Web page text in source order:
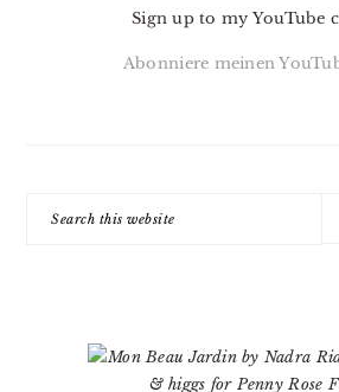
Sign up to my YouTube
Abonniere meinen